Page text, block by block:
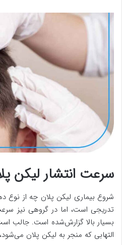
سرعت انتشار لیکن
شروع بیماری لیکن پلان چه از نوع
تدریجی است، اما در گروهی نیز
بسیار بالا گزارش‌شده است. جالب
التهابی که منجر به لیکن پلان